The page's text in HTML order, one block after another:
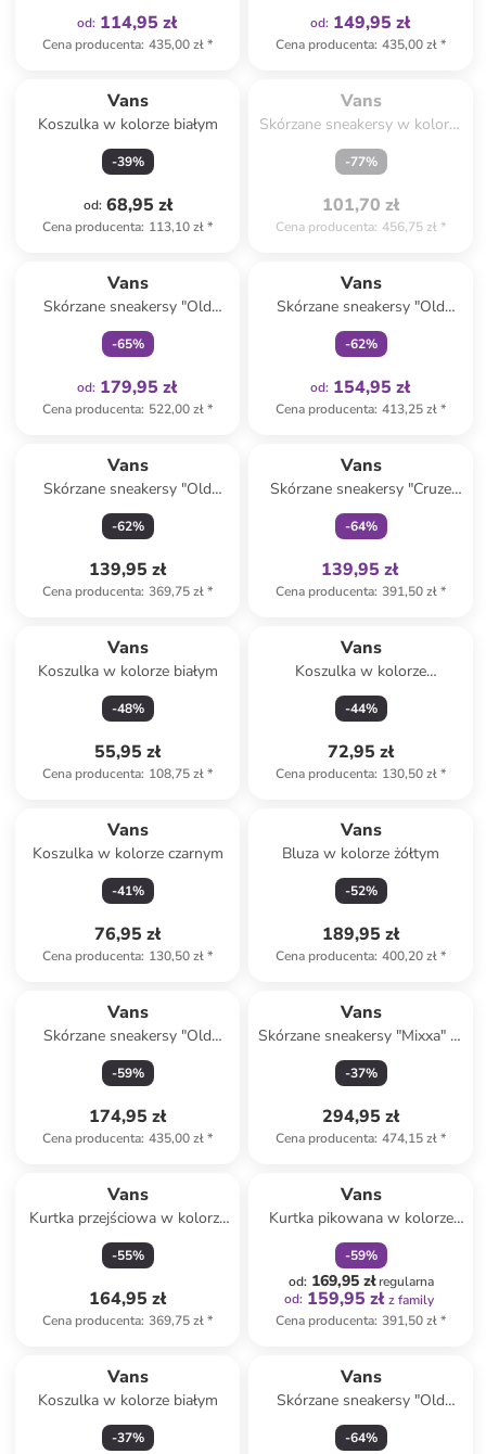
od: 114,95 zł
Cena producenta: 435,00 zł*
od: 149,95 zł
Cena producenta: 435,00 zł*
Vans
Koszulka w kolorze białym
-39%
od: 68,95 zł
Cena producenta: 113,10 zł*
Wyprzedane
Vans
Skórzane sneakersy w kolorze
czarnym
-77%
101,70 zł
Cena producenta: 456,75 zł*
Vans
Skórzane sneakersy "Old
Skool" w kolorze zielonym
-65%
od: 179,95 zł
Cena producenta: 522,00 zł*
Vans
Skórzane sneakersy "Old
Skool" w kolorze kremowym
-62%
od: 154,95 zł
Cena producenta: 413,25 zł*
Vans
Skórzane sneakersy "Old
Skoo" w kolorze
rdzawobrązowym
-62%
139,95 zł
Cena producenta: 369,75 zł*
Vans
Skórzane sneakersy "Cruze
3.0" w kolorze czarno-białym
-64%
139,95 zł
Cena producenta: 391,50 zł*
Vans
Koszulka w kolorze białym
-48%
55,95 zł
Cena producenta: 108,75 zł*
Vans
Koszulka w kolorze
granatowym
-44%
72,95 zł
Cena producenta: 130,50 zł*
Vans
Koszulka w kolorze czarnym
-41%
76,95 zł
Cena producenta: 130,50 zł*
Vans
Bluza w kolorze żółtym
-52%
189,95 zł
Cena producenta: 400,20 zł*
Vans
Skórzane sneakersy "Old
Skool" w kolorze
jasnoróżowym
-59%
174,95 zł
Cena producenta: 435,00 zł*
Vans
Skórzane sneakersy "Mixxa" w
kolorze szarym
-37%
294,95 zł
Cena producenta: 474,15 zł*
Vans
Kurtka przejściowa w kolorze
błękitnym
-55%
164,95 zł
Cena producenta: 369,75 zł*
Vans
Kurtka pikowana w kolorze
czarnym
-59%
od: 169,95 złregularna
od: 159,95 zł z family
Cena producenta: 391,50 zł*
Vans
Koszulka w kolorze białym
-37%
Vans
Skórzane sneakersy "Old
Skool" w kolorze zielonym
-64%